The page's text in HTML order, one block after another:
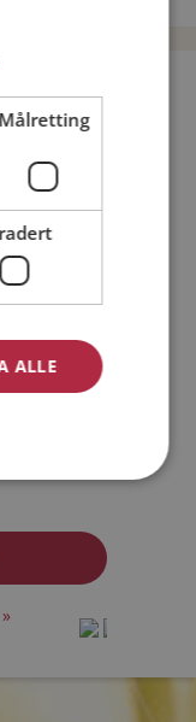
Kvinne
Målretting
ALLE